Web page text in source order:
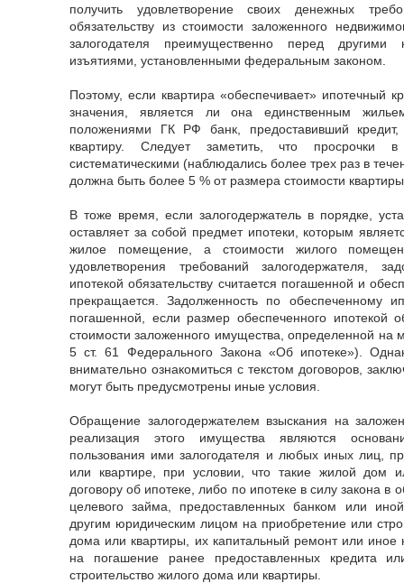
получить удовлетворение своих денежных
обязательству из стоимости заложенного
залогодателя преимущественно перед другими
изъятиями, установленными федеральным законом.
Поэтому, если квартира «обеспечивает» ипотечный
значения, является ли она единственным
положениями ГК РФ банк, предоставивший кредит,
квартиру. Следует заметить, что
систематическими (наблюдались более трех раз в
должна быть более 5 % от размера стоимости
В тоже время, если залогодержатель в порядке,
оставляет за собой предмет ипотеки, которым
жилое помещение, а стоимости жилого
удовлетворения требований залогодержателя,
ипотекой обязательству считается погашенной и
прекращается. Задолженность по обеспеченному
погашенной, если размер обеспеченного ипотекой
стоимости заложенного имущества, определенной на
5 ст. 61 Федерального Закона «Об ипотеке»).
внимательно ознакомиться с текстом договоров,
могут быть предусмотрены иные условия.
Обращение залогодержателем взыскания на
реализация этого имущества являются
пользования ими залогодателя и любых иных лиц,
или квартире, при условии, что такие жилой дом
договору об ипотеке, либо по ипотеке в силу закона в
целевого займа, предоставленных банком или
другим юридическим лицом на приобретение или
дома или квартиры, их капитальный ремонт или
на погашение ранее предоставленных кредита
строительство жилого дома или квартиры.